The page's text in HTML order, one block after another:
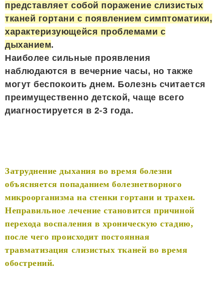
представляет собой поражение слизистых
тканей гортани с появлением симптоматики,
характеризующейся проблемами с
дыханием.
Наиболее сильные проявления
наблюдаются в вечерние часы, но также
могут беспокоить днем. Болезнь считается
преимущественно детской, чаще всего
диагностируется в 2-3 года.
Затруднение дыхания во время болезни
объясняется попаданием болезнетворного
микроорганизма на стенки гортани и трахеи.
Неправильное лечение становится причиной
перехода воспаления в хроническую стадию,
после чего происходит постоянная
травматизация слизистых тканей во время
обострений.